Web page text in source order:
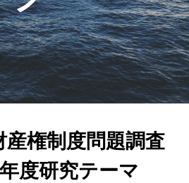
産権制度問題調査
度研究テーマ